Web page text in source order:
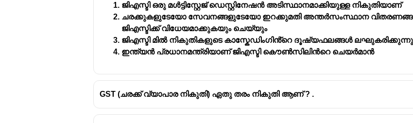
ജി എസ് ടി നിരക്കുകൾ
ജി എസ് ടി യുടെ കീഴിൽ വരുന്ന നികുതി നിരക്കുകൾ: 0 % , 5% , 12% , 18% , 28%.
ജിഎസ്ടി ഒരു മൾട്ടിസ്റ്റേജ് ഡെസ്റ്റിനേഷൻ അടിസ്ഥാനമാക്കിയുള്ള നികുതിയാണ്
ചരക്കുകളുടേയോ സേവനങ്ങളുടേയോ ഇറക്കുമതി അന്തർസംസ്ഥാന
ജിഎസ്ടിക്ക് വിധേയമാക്കുകയും ചെയ്യും
ജിഎസ്ടി മിൽ നികുതികളുടെ കാസ്കേഡിംഗിൻ്റെ ദൂഷ്യഫലങ്ങൾ ലഘുകരിക്കുന്നു
ഇന്ത്യൻ പ്രധാനമന്ത്രിയാണ് ജിഎസ്ടി കൌൺസിലിൻറെ ചെയർമാൻ
GST (ചരക്ക് വ്യാപാര നികുതി) ഏതു തരം നികുതി ആണ് ? .